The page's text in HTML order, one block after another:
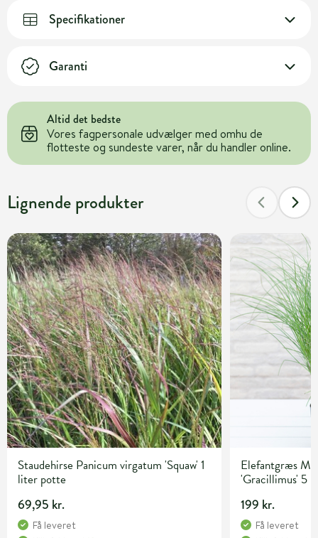
Specifikationer
Garanti
Altid det bedste
Vores fagpersonale udvælger med omhu de
flotteste og sundeste varer, når du handler online.
Lignende produkter
Staudehirse Panicum virgatum 'Squaw' 1
liter potte
69,95 kr.
Få leveret
Elefantgræs
'Gracillimus' 5
199 kr.
Få leveret